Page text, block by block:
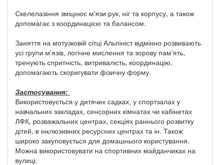
Скелелазіння зміцнює м'язи рук, ніг та корпусу, а також
допомагає з координацією та балансом.
Заняття на мотузковій сітці Альпініст відмінно розвивають
усі групи м'язів, логічне мислення та зорову пам'ять,
тренують спритність, витривалість, координацію,
допомагають скоригувати фізичну форму.
Застосування:
Використовується у дитячих садках, у спортзалах у
навчальних закладах, сенсорних кімнатах чи кабінетах
ЛФК, розважальних центрах, секціях раннього розвитку
дітей, в інклюзивних ресурсних центрах та ін. Також
широко закуповується для домашнього користування.
Можна використовувати на спортивних майданчиках на
вулиці.